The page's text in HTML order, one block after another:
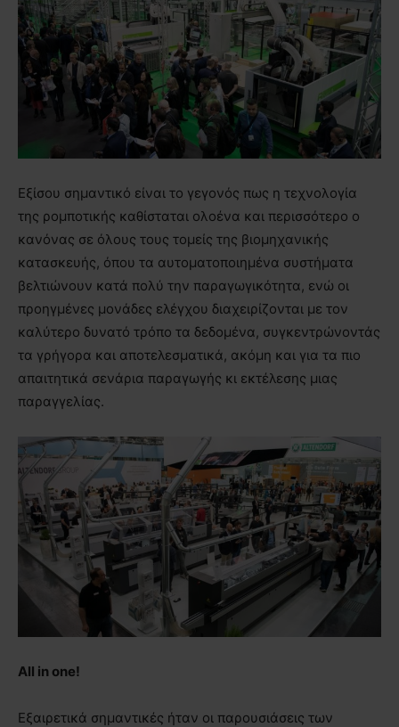
Εξίσου σημαντικό είναι το γεγονός πως η τεχνολογία
της ρομποτικής καθίσταται ολοένα και περισσότερο ο
κανόνας σε όλους τους τομείς της βιομηχανικής
κατασκευής, όπου τα αυτοματοποιημένα συστήματα
βελτιώνουν κατά πολύ την παραγωγικότητα, ενώ οι
προηγμένες μονάδες ελέγχου διαχειρίζονται με τον
καλύτερο δυνατό τρόπο τα δεδομένα, συγκεντρώνοντάς
τα γρήγορα και αποτελεσματικά, ακόμη και για τα πιο
απαιτητικά σενάρια παραγωγής κι εκτέλεσης μιας
παραγγελίας.
All in one!
Εξαιρετικά σημαντικές ήταν οι παρουσιάσεις των